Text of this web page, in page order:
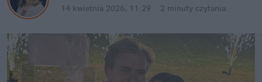
14 kwietnia 2026, 11:29 2 minuty czytania